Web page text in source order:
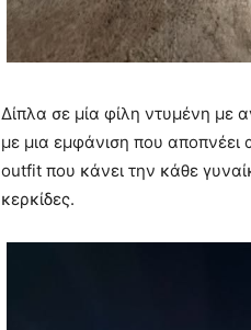
Δίπλα σε μία φίλη ντυμένη με
με μια εμφάνιση που αποπνέει
outfit που κάνει την κάθε
κερκίδες.